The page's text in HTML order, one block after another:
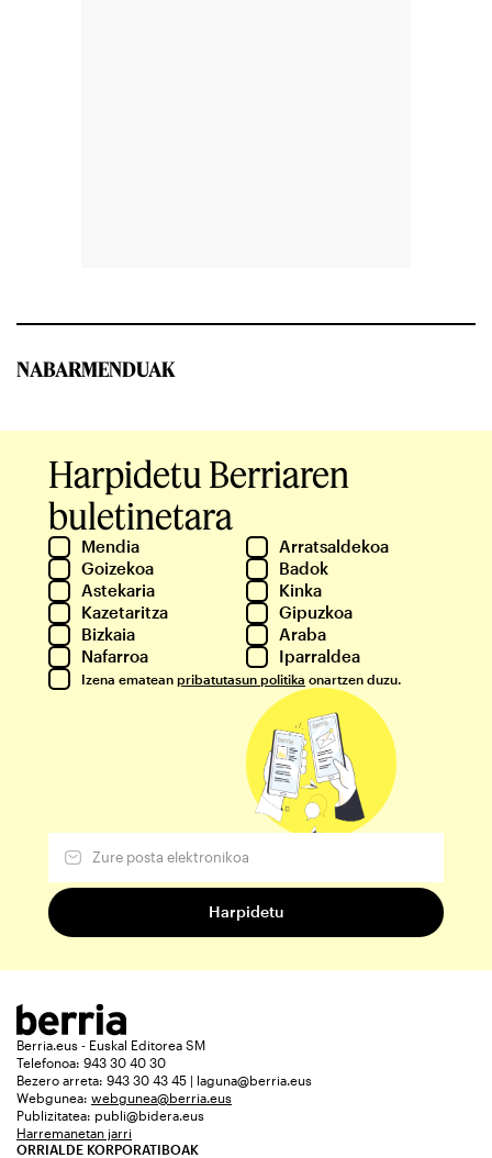
NABARMENDUAK
Harpidetu Berriaren
buletinetara
Mendia
Arratsaldekoa
Goizekoa
Badok
Astekaria
Kinka
Kazetaritza
Gipuzkoa
Bizkaia
Araba
Nafarroa
Iparraldea
Izena ematean pribatutasun politika onartzen duzu.
Berria.eus - Euskal Editorea SM
Telefonoa: 943 30 40 30
Bezero arreta: 943 30 43 45 | laguna@berria.eus
Webgunea: webgunea@berria.eus
Publizitatea: publi@bidera.eus
Harremanetan jarri
ORRIALDE KORPORATIBOAK